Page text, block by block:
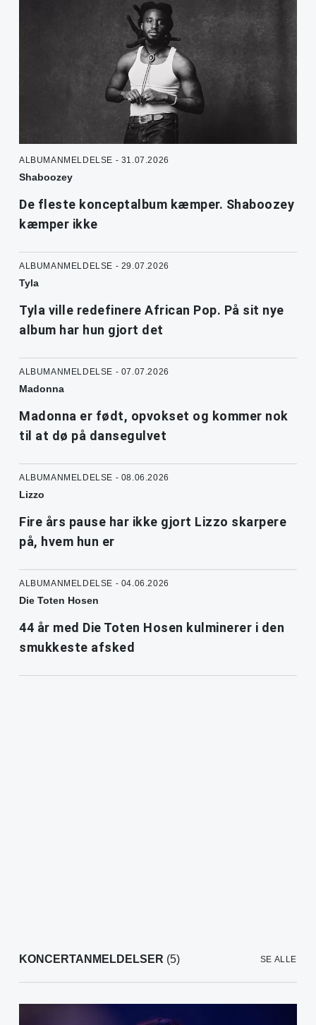
ALBUMANMELDELSE - 31.07.2026
Shaboozey
De fleste konceptalbum kæmper. Shaboozey
kæmper ikke
ALBUMANMELDELSE - 29.07.2026
Tyla
Tyla ville redefinere African Pop. På sit nye
album har hun gjort det
ALBUMANMELDELSE - 07.07.2026
Madonna
Madonna er født, opvokset og kommer nok
til at dø på dansegulvet
ALBUMANMELDELSE - 08.06.2026
Lizzo
Fire års pause har ikke gjort Lizzo skarpere
på, hvem hun er
ALBUMANMELDELSE - 04.06.2026
Die Toten Hosen
44 år med Die Toten Hosen kulminerer i den
smukkeste afsked
KONCERTANMELDELSER (5) SE ALLE